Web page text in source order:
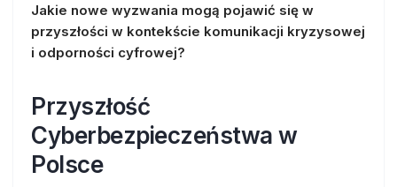
Jakie nowe wyzwania mogą pojawić się w
przyszłości w kontekście komunikacji kryzysowej
i odporności cyfrowej?
Przyszłość
Cyberbezpieczeństwa w
Polsce